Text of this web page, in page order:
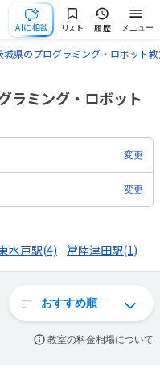
AIに相談 リスト 履歴 メニュー
城県のプログラミング・ロボット
ラミング・ロボット
変更
変更
水戸駅(4) 常陸津田駅(1)
教室の料金相場について